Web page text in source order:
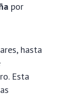
por
hasta
Esta